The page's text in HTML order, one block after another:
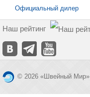
Официальный дилер
Наш рейтинг
© 2026 «Швейный Мир»